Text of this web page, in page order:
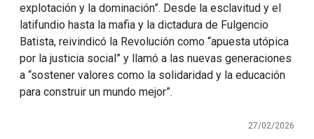
explotación y la dominación”. Desde la esclavitud y el
latifundio hasta la mafia y la dictadura de Fulgencio
Batista, reivindicó la Revolución como “apuesta utópica
por la justicia social” y llamó a las nuevas generaciones
a “sostener valores como la solidaridad y la educación
para construir un mundo mejor”.
27/02/2026